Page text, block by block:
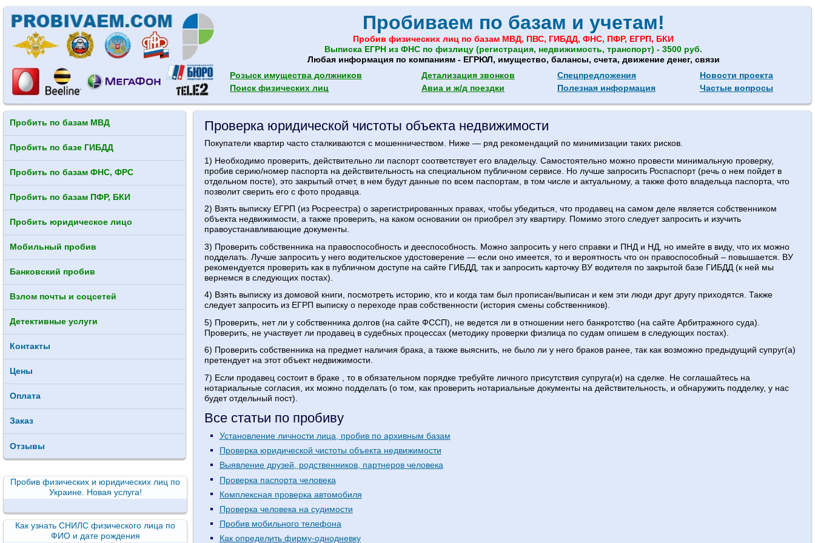
Пробиваем по базам и учетам!
Пробив физических лиц по базам МВД, ПВС, ГИБДД, ФНС, ПФР, ЕГРП, БКИ
Выписка ЕГРН из ФНС по физлицу (регистрация, недвижимость, транспорт) - 3500 руб.
Любая информация по компаниям - ЕГРЮЛ, имущество, балансы, счета, движение денег, связи
Розыск имущества должников
Детализация звонков Спецпредложения
Новости проекта
Поиск физических лиц
Авиа и ж/д поездки Полезная информация Частые вопросы
Проверка юридической чистоты объекта недвижимости
Покупатели квартир часто сталкиваются с мошенничеством. Ниже — ряд рекомендаций по минимизации таких рисков.
1) Необходимо проверить, действительно ли паспорт соответствует его владельцу. Самостоятельно можно провести минимальную проверку,
пробив серию/номер паспорта на действительность на специальном публичном сервисе. Но лучше запросить Роспаспорт (речь о нем пойдет в
отдельном посте), это закрытый отчет, в нем будут данные по всем паспортам, в том числе и актуальному, а также фото владельца паспорта, что
позволит сверить его с фото продавца.
2) Взять выписку ЕГРП (из Росреестра) о зарегистрированных правах, чтобы убедиться, что продавец на самом деле является собственником
объекта недвижимости, а также проверить, на каком основании он приобрел эту квартиру. Помимо этого следует запросить и изучить
правоустанавливающие документы.
3) Проверить собственника на правоспособность и дееспособность. Можно запросить у него справки и ПНД и НД, но имейте в виду, что их можно
подделать. Лучше запросить у него водительское удостоверение — если оно имеется, то и вероятность что он правоспособный – повышается. ВУ
рекомендуется проверить как в публичном доступе на сайте ГИБДД, так и запросить карточку ВУ водителя по закрытой базе ГИБДД (к ней мы
вернемся в следующих постах).
4) Взять выписку из домовой книги, посмотреть историю, кто и когда там был прописан/выписан и кем эти люди друг другу приходятся. Также
следует запросить из ЕГРП выписку о переходе прав собственности (история смены собственников).
5) Проверить, нет ли у собственника долгов (на сайте ФССП), не ведется ли в отношении него банкротство (на сайте Арбитражного суда).
Проверить, не участвует ли продавец в судебных процессах (методику проверки физлица по судам опишем в следующих постах).
6) Проверить собственника на предмет наличия брака, а также выяснить, не было ли у него браков ранее, так как возможно предыдущий супруг(а)
претендует на этот объект недвижимости.
7) Если продавец состоит в браке , то в обязательном порядке требуйте личного присутствия супруга(и) на сделке. Не соглашайтесь на
нотариальные согласия, их можно подделать (о том, как проверить нотариальные документы на действительность, и обнаружить подделку, у нас
будет отдельный пост).
Все статьи по пробиву
Установление личности лица, пробив по архивным базам
Проверка юридической чистоты объекта недвижимости
Выявление друзей, родственников, партнеров человека
Проверка паспорта человека
Комплексная проверка автомобиля
Проверка человека на судимости
Пробив мобильного телефона
Как определить фирму-однодневку
Пробить по базам МВД
Пробить по базе ГИБДД
Пробить по базам ФНС, ФРС
Пробить по базам ПФР, БКИ
Пробить юридическое лицо
Мобильный пробив
Банковский пробив
Взлом почты и соцсетей
Детективные услуги
Контакты
Цены
Оплата
Заказ
Отзывы
Пробив физических и юридических лиц по
Украине. Новая услуга!
Как узнать СНИЛС физического лица по
ФИО и дате рождения